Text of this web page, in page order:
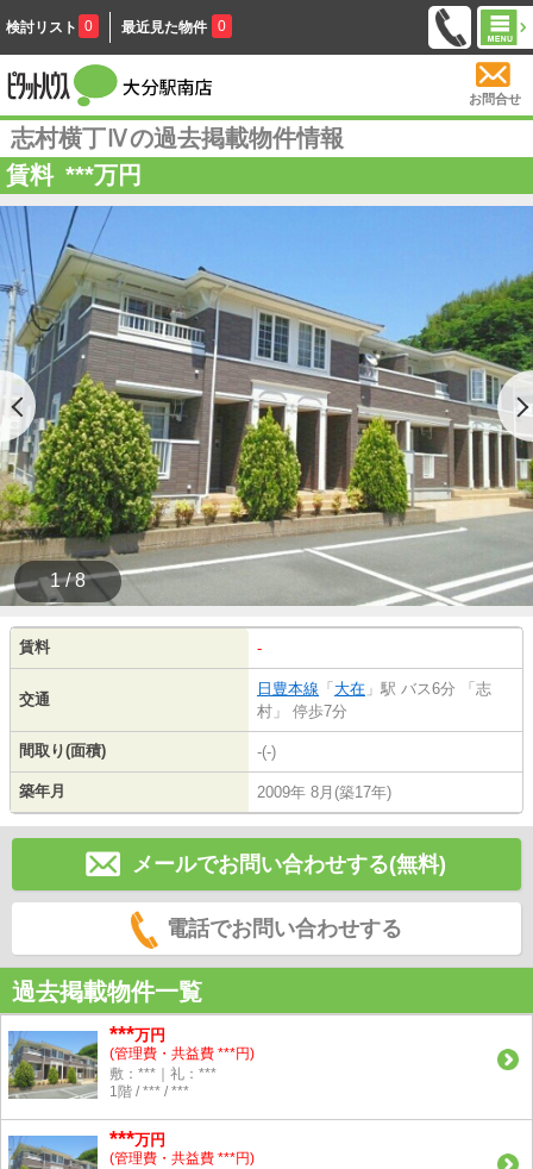
検討リスト 0 最近見た物件 0
お問合せ
志村横丁Ⅳの過去掲載物件情報
賃料 ***万円
1 / 8
賃料 -
交通
日豊本線 「 大在 」駅 バス6分 「志
村」 停歩7分
間取り(面積) -(-)
築年月 2009年 8月(築17年)
メールでお問い合わせする(無料)
電話でお問い合わせする
過去掲載物件一覧
***万円
(管理費・共益費 ***円)
敷：***｜礼：***
1階 / *** / ***
***万円
(管理費・共益費 ***円)